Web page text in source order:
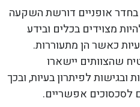
בחדר אופניים דורשת השקעה
מצוידים בכלים ובידע
כאשר הן מתעוררות.
שהצוותים יישארו
לפיתרון בעיות, ובכך
לסכסוכים אפשריים.